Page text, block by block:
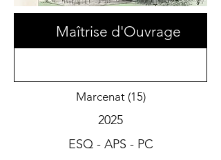
Maîtrise d'Ouvrage
Marcenat (15)
2025
ESQ - APS - PC